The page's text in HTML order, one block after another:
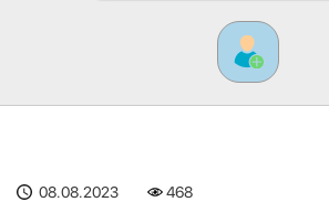
08.08.2023 468